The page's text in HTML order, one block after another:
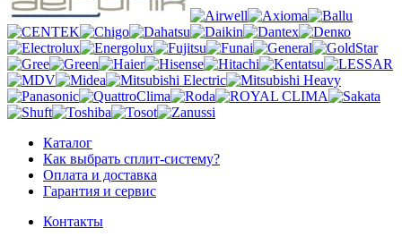
Каталог
Как выбрать сплит-систему?
Оплата и доставка
Гарантия и сервис
Контакты